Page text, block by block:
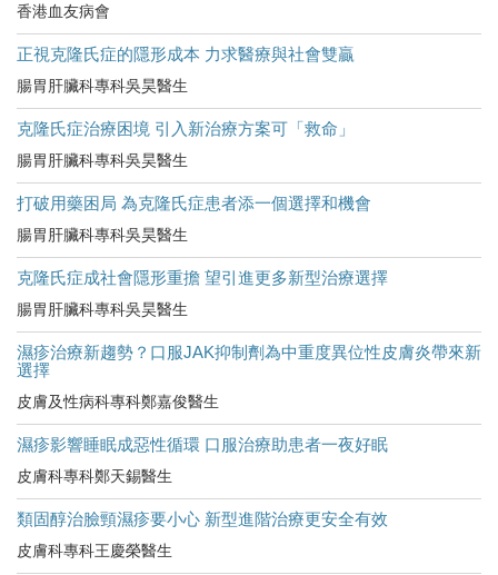
香港血友病會
正視克隆氏症的隱形成本 力求醫療與社會雙贏
腸胃肝臟科專科吳昊醫生
克隆氏症治療困境 引入新治療方案可「救命」
腸胃肝臟科專科吳昊醫生
打破用藥困局 為克隆氏症患者添一個選擇和機會
腸胃肝臟科專科吳昊醫生
克隆氏症成社會隱形重擔 望引進更多新型治療選擇
腸胃肝臟科專科吳昊醫生
濕疹治療新趨勢？口服JAK抑制劑為中重度異位性皮膚炎帶來新
選擇
皮膚及性病科專科鄭嘉俊醫生
濕疹影響睡眠成惡性循環 口服治療助患者一夜好眠
皮膚科專科鄭天錫醫生
類固醇治臉頸濕疹要小心 新型進階治療更安全有效
皮膚科專科王慶榮醫生